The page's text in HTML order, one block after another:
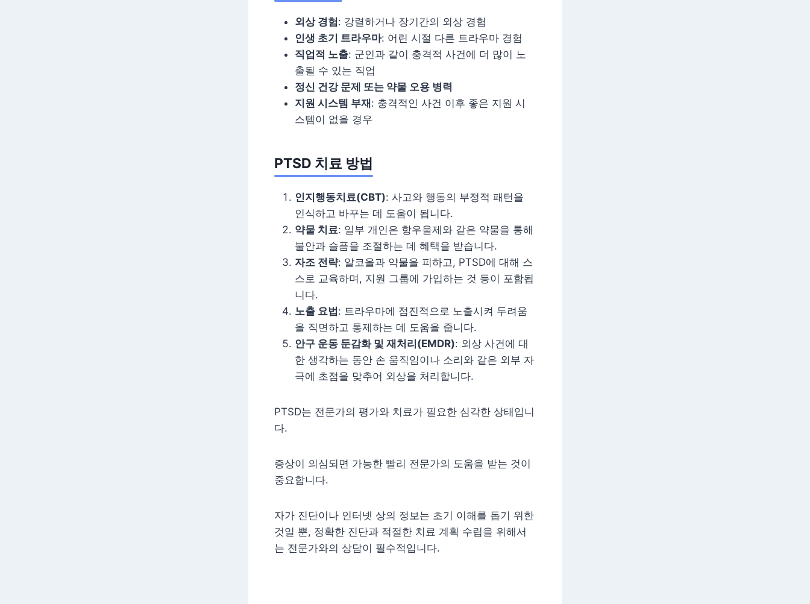
외상 경험: 강렬하거나 장기간의 외상 경험
인생 초기 트라우마: 어린 시절 다른 트라우마 경험
직업적 노출: 군인과 같이 충격적 사건에 더 많이 노
출될 수 있는 직업
정신 건강 문제 또는 약물 오용 병력
지원 시스템 부재 : 충격적인 사건 이후 좋은 지원 시
스템이 없을 경우
PTSD 치료 방법
인지행동치료(CBT): 사고와 행동의 부정적 패턴을
인식하고 바꾸는 데 도움이 됩니다.
약물 치료: 일부 개인은 항우울제와 같은 약물을 통해
불안과 슬픔을 조절하는 데 혜택을 받습니다.
자조 전략: 알코올과 약물을 피하고, PTSD에 대해 스
스로 교육하며, 지원 그룹에 가입하는 것 등이 포함됩
니다.
노출 요법 : 트라우마에 점진적으로 노출시켜 두려움
을 직면하고 통제하는 데 도움을 줍니다.
안구 운동 둔감화 및 재처리(EMDR): 외상 사건에 대
한 생각하는 동안 손 움직임이나 소리와 같은 외부 자
극에 초점을 맞추어 외상을 처리합니다.
PTSD는 전문가의 평가와 치료가 필요한 심각한 상태입니
다.
증상이 의심되면 가능한 빨리 전문가의 도움을 받는 것이
중요합니다.
자가 진단이나 인터넷 상의 정보는 초기 이해를 돕기 위한
것일 뿐, 정확한 진단과 적절한 치료 계획 수립을 위해서
는 전문가와의 상담이 필수적입니다.